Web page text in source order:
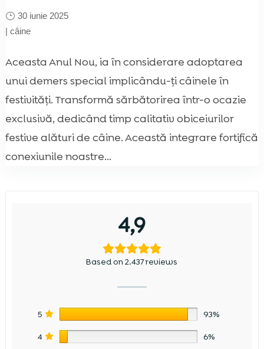
30 iunie 2025
| câine
Aceasta Anul Nou, ia în considerare adoptarea
unui demers special implicându-ți câinele în
festivități. Transformă sărbătorirea într-o ocazie
exclusivă, dedicând timp calitativ obiceiurilor
festive alături de câine. Această integrare fortifică
conexiunile noastre...
4,9
Based on 2.437 reviews
5 93%
4 6%